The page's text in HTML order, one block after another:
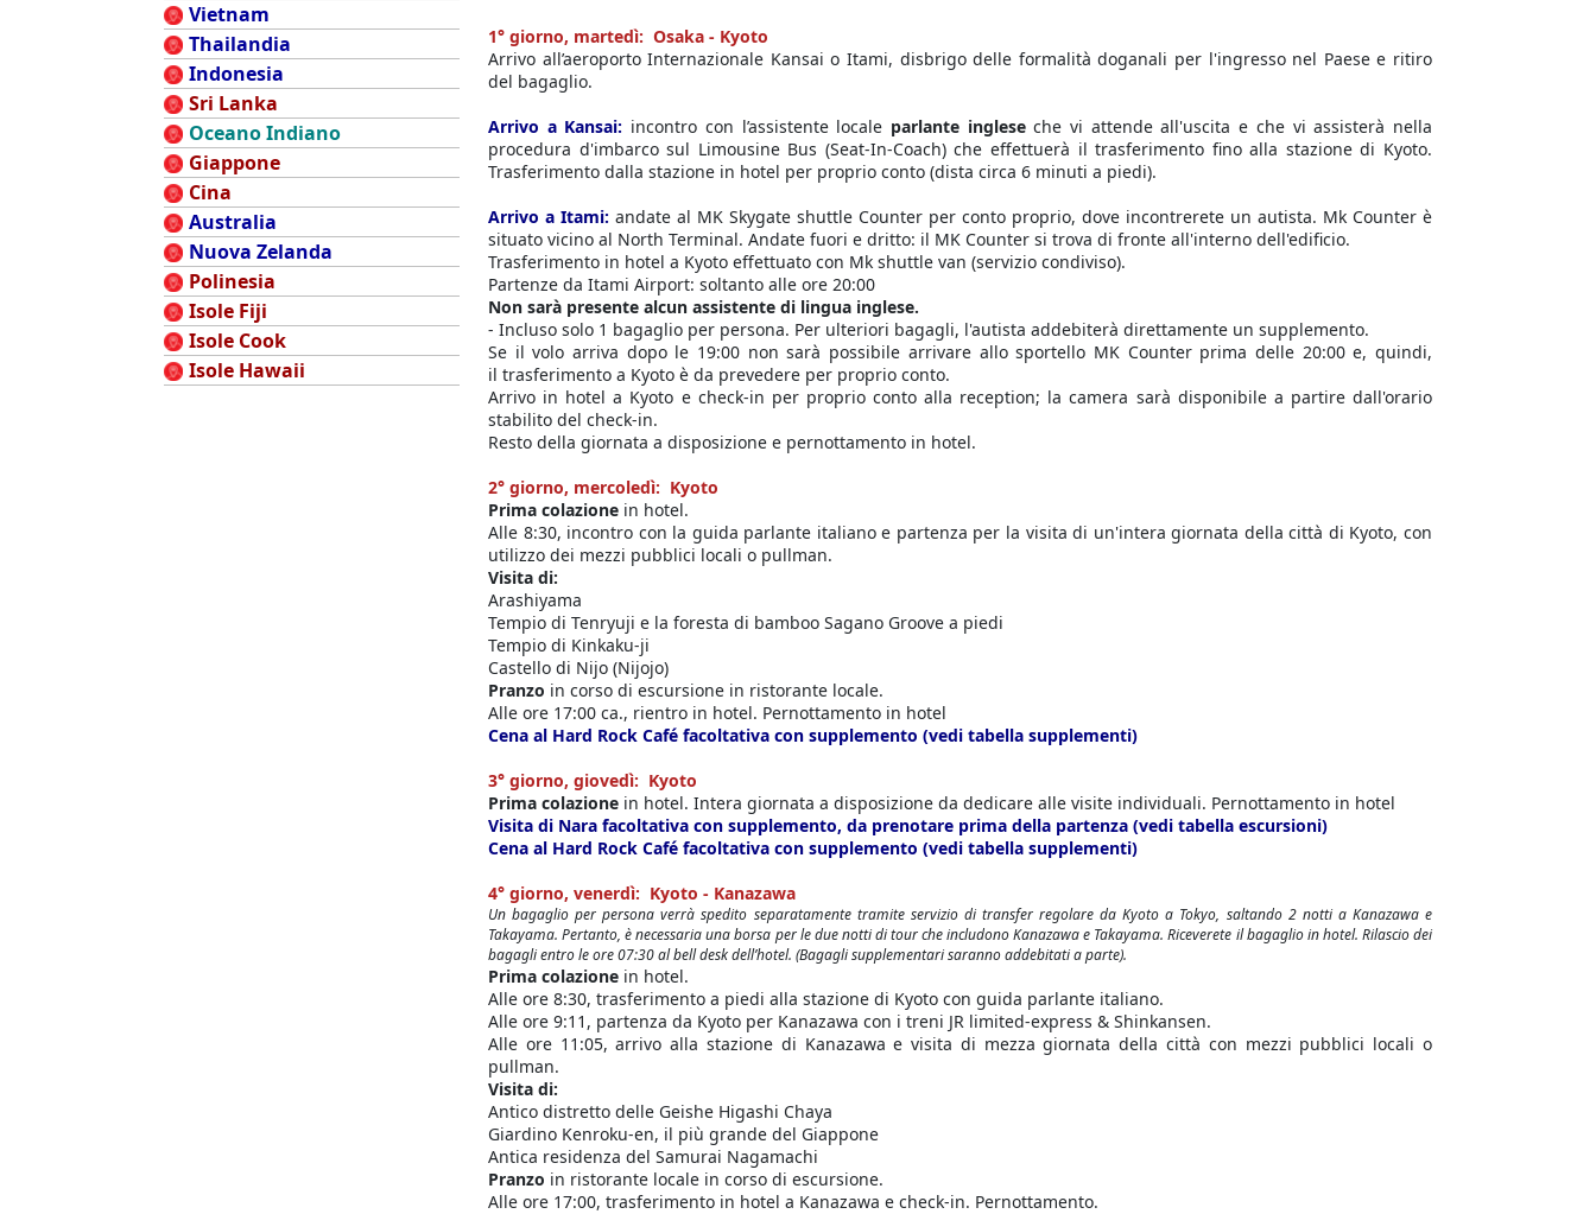
Vietnam
Thailandia
Indonesia
Sri Lanka
Oceano Indiano
Giappone
Cina
Australia
Nuova Zelanda
Polinesia
Isole Fiji
Isole Cook
Isole Hawaii
1° giorno, martedì: Osaka - Kyoto
Arrivo all’aeroporto Internazionale Kansai o Itami, disbrigo delle formalità doganali per l'ingresso nel Paese e ritiro
del bagaglio.
Arrivo a Kansai: incontro con l’assistente locale parlante ingleseche vi attende all'uscita e che vi assisterà nella
procedura d'imbarco sul Limousine Bus (Seat-In-Coach) che effettuerà il trasferimento fino alla stazione di Kyoto.
Trasferimento dalla stazione in hotel per proprio conto (dista circa 6 minuti a piedi).
Arrivo a Itami: andate al MK Skygate shuttle Counter per conto proprio, dove incontrerete un autista. Mk Counter è
situato vicino al North Terminal. Andate fuori e dritto: il MK Counter si trova di fronte all'interno dell'edificio.
Trasferimento in hotel a Kyoto effettuato con Mk shuttle van (servizio condiviso).
Partenze da Itami Airport: soltanto alle ore 20:00
Non sarà presente alcun assistente di lingua inglese.
- Incluso solo 1 bagaglio per persona. Per ulteriori bagagli, l'autista addebiterà direttamente un supplemento.
Se il volo arriva dopo le 19:00 non sarà possibile arrivare allo sportello MK Counter prima delle 20:00 e, quindi,
il trasferimento a Kyoto è da prevedere per proprio conto.
Arrivo in hotel a Kyoto e check-in per proprio conto alla reception; la camera sarà disponibile a partire dall'orario
stabilito del check-in.
Resto della giornata a disposizione e pernottamento in hotel.
2° giorno, mercoledì: Kyoto
Prima colazione in hotel.
Alle 8:30, incontro con la guida parlante italiano e partenza per la visita di un'intera giornata della città di Kyoto, con
utilizzo dei mezzi pubblici locali o pullman.
Visita di:
Arashiyama
Tempio di Tenryuji e la foresta di bamboo Sagano Groove a piedi
Tempio di Kinkaku-ji
Castello di Nijo (Nijojo)
Pranzo in corso di escursione in ristorante locale.
Alle ore 17:00 ca., rientro in hotel. Pernottamento in hotel
Cena al Hard Rock Café facoltativa con supplemento (vedi tabella supplementi)
3° giorno, giovedì: Kyoto
Prima colazione in hotel. Intera giornata a disposizione da dedicare alle visite individuali. Pernottamento in hotel
Visita di Nara facoltativa con supplemento, da prenotare prima della partenza (vedi tabella escursioni)
Cena al Hard Rock Café facoltativa con supplemento (vedi tabella supplementi)
4° giorno, venerdì: Kyoto - Kanazawa
Un bagaglio per persona verrà spedito separatamente tramite servizio di transfer regolare da Kyoto a Tokyo, saltando 2 notti a Kanazawa e
Takayama. Pertanto, è necessaria una borsa per le due notti di tour che includono Kanazawa e Takayama.Riceverete il bagaglio in hotel. Rilascio dei
bagagli entro le ore 07:30 al bell desk dell’hotel. (Bagagli supplementari saranno addebitati a parte).
Prima colazione in hotel.
Alle ore 8:30, trasferimento a piedi alla stazione di Kyoto con guida parlante italiano.
Alle ore 9:11, partenza da Kyoto per Kanazawa con i treni JR limited-express & Shinkansen.
Alle ore 11:05, arrivo alla stazione di Kanazawa e visita di mezza giornata della città con mezzi pubblici locali o
pullman.
Visita di:
Antico distretto delle Geishe Higashi Chaya
Giardino Kenroku-en, il più grande del Giappone
Antica residenza del Samurai Nagamachi
Pranzo in ristorante locale in corso di escursione.
Alle ore 17:00, trasferimento in hotel a Kanazawa e check-in. Pernottamento.